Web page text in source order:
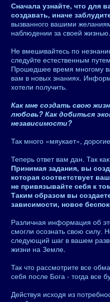
Сначала узнайте, что для
создавать, иначе
вызванного вашими
наблюдении за своей жизнью.
Не вмешивайтесь по
следуйте естественным
Прошедшее время многому
вам в новых знаниях.
хотели получить.
Как мне создать свою
любовь? Как добиться
независимости?
Так много «мяукает»,
Теперь ответ вам дан. Так
Принимая задания, вы
которая соответствует
не привязывайте себя к
Таким образом вы
зависимости, новое
Различная информация об
смогли осознать свою силу.
следующий шаг в вашем
жизни на Земле.
Так что рассмотрите все
себя после Бога - тогда все
Действуя исходя из